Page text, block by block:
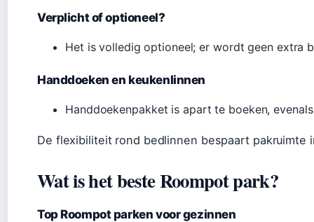
Verplicht of optioneel?
Het is volledig optioneel; er wordt geen extra
Handdoeken en keukenlinnen
Handdoekenpakket is apart te boeken,
De flexibiliteit rond bedlinnen bespaart pakruimte
Wat is het beste Roompot park?
Top Roompot parken voor gezinnen